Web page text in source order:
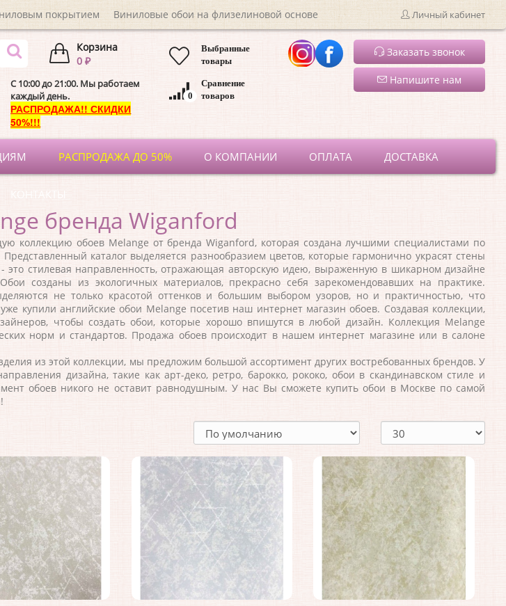
покрытием Виниловые обои на флизелиновой основе Личный кабинет
Корзина
0 ₽
C 10:00 до 21:00. Мы работаем
каждый день.
РАСПРОДАЖА!! СКИДКИ
50%!!!
Выбранные
товары
Сравнение
товаров
0
Заказать звонок
Напишите нам
РАСПРОДАЖА ДО 50% О КОМПАНИИ ОПЛАТА ДОСТАВКА
КОНТАКТЫ
бренда Wiganford
обоев Melange от бренда Wiganford, которая создана лучшими специалистами по
каталог выделяется разнообразием цветов, которые гармонично украсят стены
это стилевая направленность, отражающая авторскую идею, выраженную в шикарном дизайне
созданы из экологичных материалов, прекрасно себя зарекомендовавших на практике.
не только красотой оттенков и большим выбором узоров, но и практичностью, что
купили английские обои Melange посетив наш интернет магазин обоев. Создавая коллекции,
чтобы создать обои, которые хорошо впишутся в любой дизайн. Коллекция Melange
норм и стандартов. Продажа обоев происходит в нашем интернет магазине или в салоне
из этой коллекции, мы предложим большой ассортимент других востребованных брендов. У
дизайна, такие как арт-деко, ретро, барокко, рококо, обои в скандинавском стиле и
обоев никого не оставит равнодушным. У нас Вы сможете купить обои в Москве по самой